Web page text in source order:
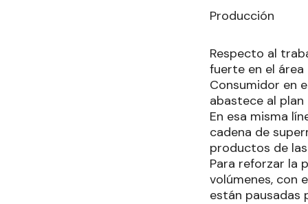
Producción
Respecto al
fuerte en el
Consumidor en
abastece al plan
En esa misma
cadena de
productos de
Para reforzar la
volúmenes, con
están pausadas